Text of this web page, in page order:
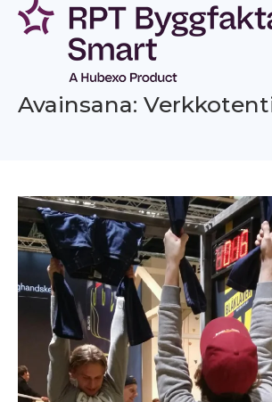
Siirry
sisältöön
Avainsana: